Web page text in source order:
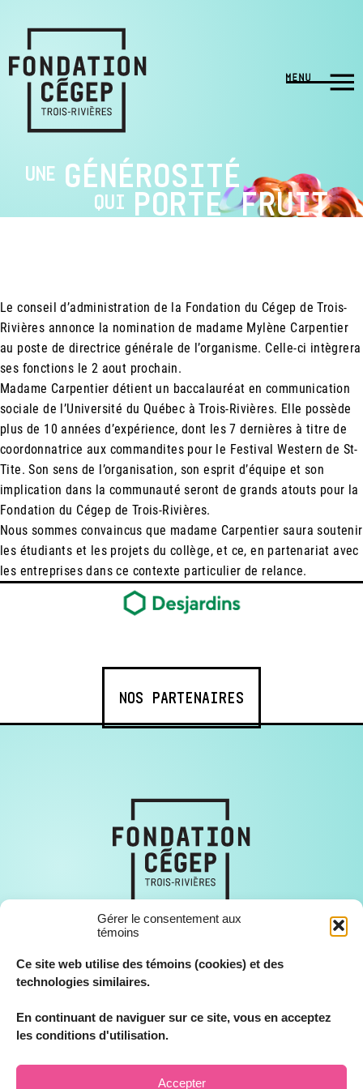
Gérer le consentement aux
témoins
Ce site web utilise des témoins (cookies) et des
technologies similaires.
En continuant de naviguer sur ce site, vous en acceptez
les conditions d'utilisation.
Accepter
UNE GÉNÉROSITÉ
QUI PORTE FRUIT
Le conseil d’administration de la Fondation du Cégep de Trois-
Rivières annonce la nomination de madame Mylène Carpentier
au poste de directrice générale de l’organisme. Celle-ci intègrera
ses fonctions le 2 aout prochain.
Madame Carpentier détient un baccalauréat en communication
sociale de l’Université du Québec à Trois-Rivières. Elle possède
plus de 10 années d’expérience, dont les 7 dernières à titre de
coordonnatrice aux commandites pour le Festival Western de St-
Tite. Son sens de l’organisation, son esprit d’équipe et son
implication dans la communauté seront de grands atouts pour la
Fondation du Cégep de Trois-Rivières.
Nous sommes convaincus que madame Carpentier saura soutenir
les étudiants et les projets du collège, et ce, en partenariat avec
les entreprises dans ce contexte particulier de relance.
NOS PARTENAIRES
© Fondation Cégep Trois-Rivières, tous droits réservés 2026.